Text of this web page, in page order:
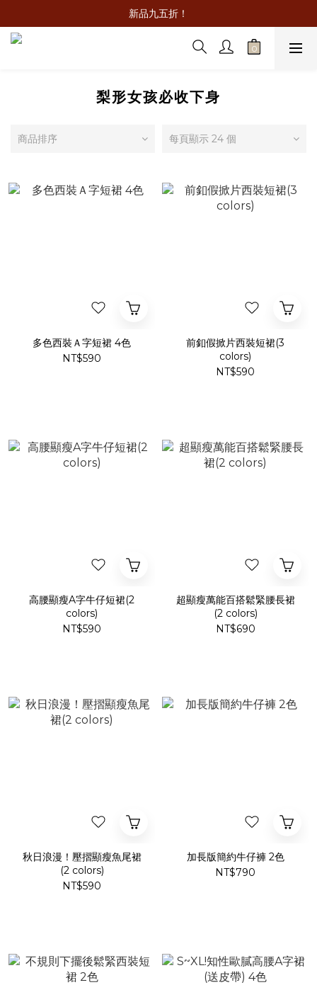
新品九五折！
梨形女孩必收下身
商品排序 每頁顯示 24 個
多色西裝Ａ字短裙 4色
NT$590
前釦假掀片西裝短裙(3
colors)
NT$590
高腰顯瘦A字牛仔短裙(2
colors)
NT$590
超顯瘦萬能百搭鬆緊腰長裙
(2 colors)
NT$690
秋日浪漫！壓摺顯瘦魚尾裙
(2 colors)
NT$590
加長版簡約牛仔褲 2色
NT$790